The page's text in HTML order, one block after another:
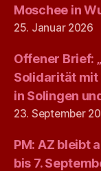
Moschee in
25. Januar 2026
Offener Brief:
Solidarität
in Solingen
23. September
PM: AZ bleibt
bis 7.